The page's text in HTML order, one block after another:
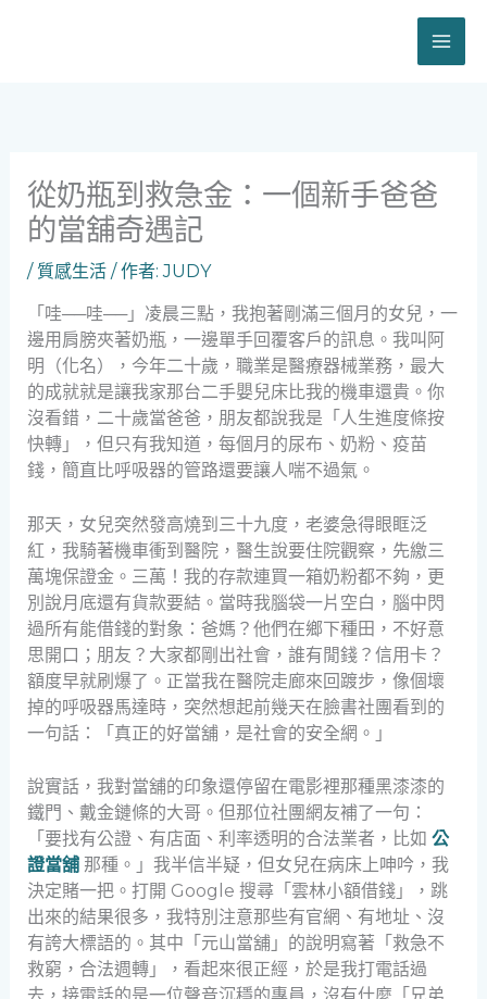
從奶瓶到救急金：一個新手爸爸
的當舖奇遇記
/ 質感生活/ 作者:JUDY
「哇──哇──」凌晨三點，我抱著剛滿三個月的女兒，一
邊用肩膀夾著奶瓶，一邊單手回覆客戶的訊息。我叫阿
明（化名），今年二十歲，職業是醫療器械業務，最大
的成就就是讓我家那台二手嬰兒床比我的機車還貴。你
沒看錯，二十歲當爸爸，朋友都說我是「人生進度條按
快轉」，但只有我知道，每個月的尿布、奶粉、疫苗
錢，簡直比呼吸器的管路還要讓人喘不過氣。
那天，女兒突然發高燒到三十九度，老婆急得眼眶泛
紅，我騎著機車衝到醫院，醫生說要住院觀察，先繳三
萬塊保證金。三萬！我的存款連買一箱奶粉都不夠，更
別說月底還有貨款要結。當時我腦袋一片空白，腦中閃
過所有能借錢的對象：爸媽？他們在鄉下種田，不好意
思開口；朋友？大家都剛出社會，誰有閒錢？信用卡？
額度早就刷爆了。正當我在醫院走廊來回踱步，像個壞
掉的呼吸器馬達時，突然想起前幾天在臉書社團看到的
一句話：「真正的好當舖，是社會的安全網。」
說實話，我對當舖的印象還停留在電影裡那種黑漆漆的
鐵門、戴金鏈條的大哥。但那位社團網友補了一句：
「要找有公證、有店面、利率透明的合法業者，比如 公
證當舖那種。」我半信半疑，但女兒在病床上呻吟，我
決定賭一把。打開 Google 搜尋「雲林小額借錢」，跳
出來的結果很多，我特別注意那些有官網、有地址、沒
有誇大標語的。其中「元山當舖」的說明寫著「救急不
救窮，合法週轉」，看起來很正經，於是我打電話過